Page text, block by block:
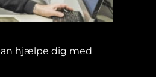
hjælpe dig med